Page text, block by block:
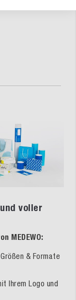
voller
MEDEWO:
& Formate
Ihrem Logo und